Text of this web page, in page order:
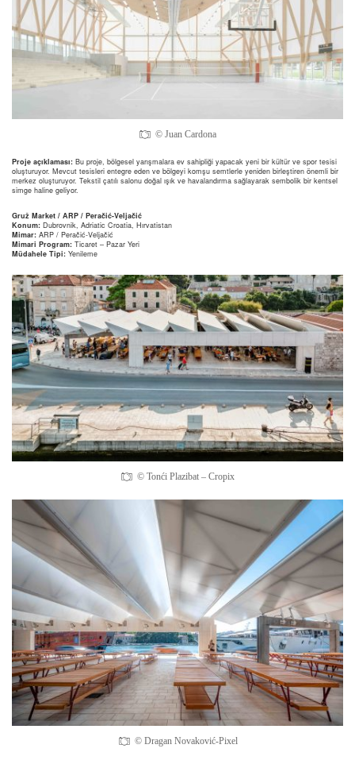
© Juan Cardona
Proje açıklaması: Bu proje, bölgesel yarışmalara ev sahipliği yapacak yeni bir kültür ve spor tesisi
oluşturuyor. Mevcut tesisleri entegre eden ve bölgeyi komşu semtlerle yeniden birleştiren önemli bir
merkez oluşturuyor. Tekstil çatılı salonu doğal ışık ve havalandırma sağlayarak sembolik bir kentsel
simge haline geliyor.
Gruž Market / ARP / Peračić-Veljačić
Konum: Dubrovnik, Adriatic Croatia, Hırvatistan
Mimar: ARP / Peračić-Veljačić
Mimari Program: Ticaret – Pazar Yeri
Müdahele Tipi: Yenileme
© Tonći Plazibat – Cropix
© Dragan Novaković-Pixel